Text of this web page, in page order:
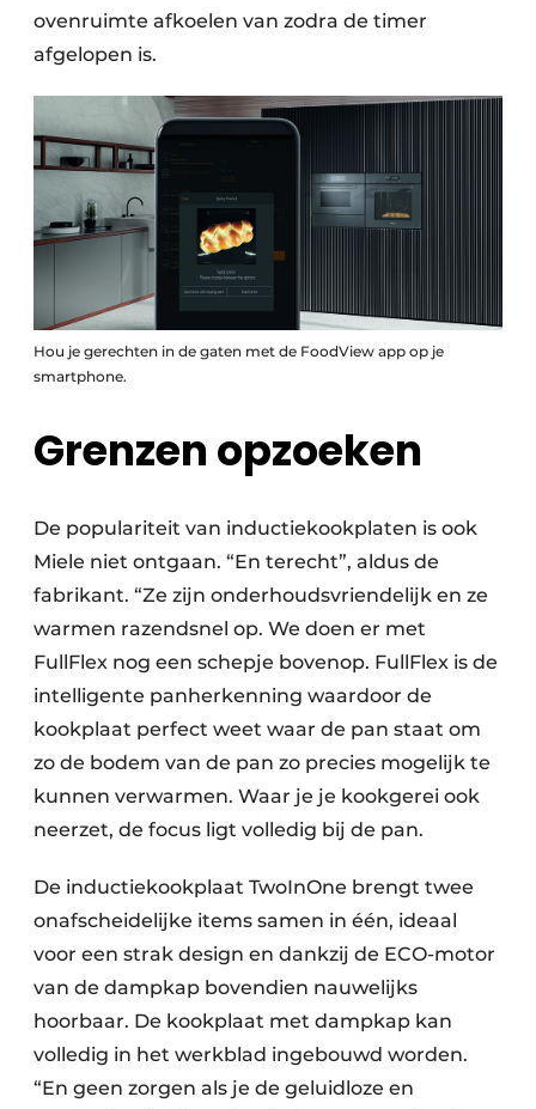
ovenruimte afkoelen van zodra de timer
afgelopen is.
Hou je gerechten in de gaten met de FoodView app op je
smartphone.
Grenzen opzoeken
De populariteit van inductiekookplaten is ook
Miele niet ontgaan. “En terecht”, aldus de
fabrikant. “Ze zijn onderhoudsvriendelijk en ze
warmen razendsnel op. We doen er met
FullFlex nog een schepje bovenop. FullFlex is de
intelligente panherkenning waardoor de
kookplaat perfect weet waar de pan staat om
zo de bodem van de pan zo precies mogelijk te
kunnen verwarmen. Waar je je kookgerei ook
neerzet, de focus ligt volledig bij de pan.
De inductiekookplaat TwoInOne brengt twee
onafscheidelijke items samen in één, ideaal
voor een strak design en dankzij de ECO-motor
van de dampkap bovendien nauwelijks
hoorbaar. De kookplaat met dampkap kan
volledig in het werkblad ingebouwd worden.
“En geen zorgen als je de geluidloze en